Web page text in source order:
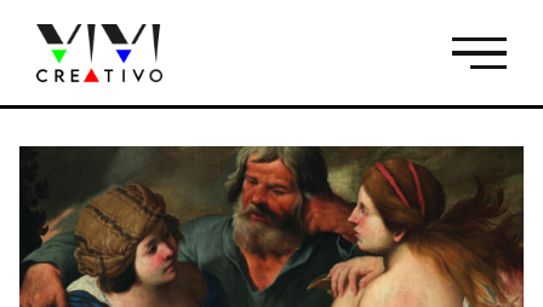
contenuto